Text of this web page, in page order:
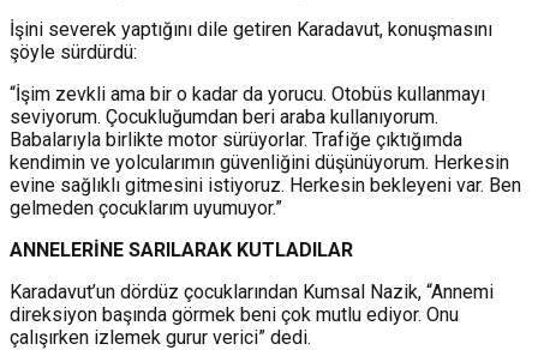
İşini severek yaptığını dile getiren Karadavut, konuşmasını
şöyle sürdürdü:
“İşim zevkli ama bir o kadar da yorucu. Otobüs kullanmayı
seviyorum. Çocukluğumdan beri araba kullanıyorum.
Babalarıyla birlikte motor sürüyorlar. Trafiğe çıktığımda
kendimin ve yolcularımın güvenliğini düşünüyorum. Herkesin
evine sağlıklı gitmesini istiyoruz. Herkesin bekleyeni var. Ben
gelmeden çocuklarım uyumuyor.”
ANNELERİNE SARILARAK KUTLADILAR
Karadavut’un dördüz çocuklarından Kumsal Nazik, “Annemi
direksiyon başında görmek beni çok mutlu ediyor. Onu
çalışırken izlemek gurur verici” dedi.